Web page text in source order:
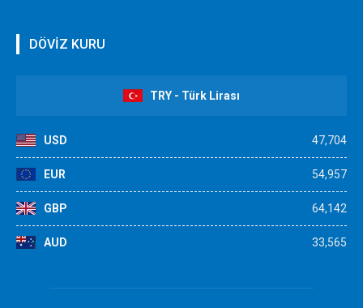
DÖVİZ KURU
TRY - Türk Lirası
USD 47,704
EUR 54,957
GBP 64,142
AUD 33,565